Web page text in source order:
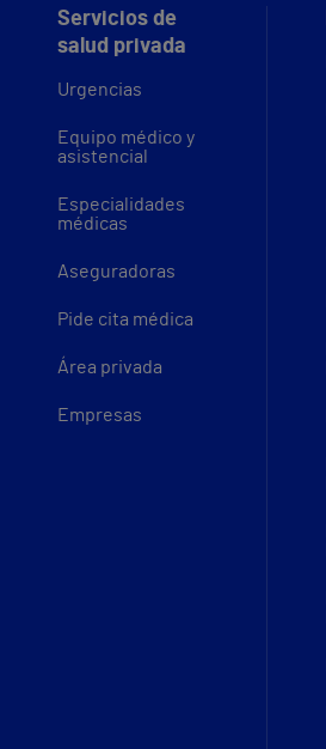
Servicios de
salud privada
Urgencias
Equipo médico y
asistencial
Especialidades
médicas
Aseguradoras
Pide cita médica
Área privada
Empresas